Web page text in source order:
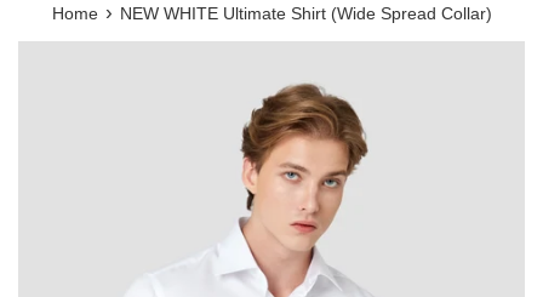
Home › NEW WHITE Ultimate Shirt (Wide Spread Collar)